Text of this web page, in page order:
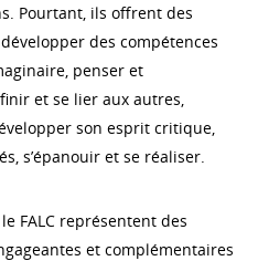
Pourtant, ils offrent des
des compétences
penser et
et se lier aux autres,
son esprit critique,
s’épanouir et se réaliser.
FALC représentent des
et complémentaires